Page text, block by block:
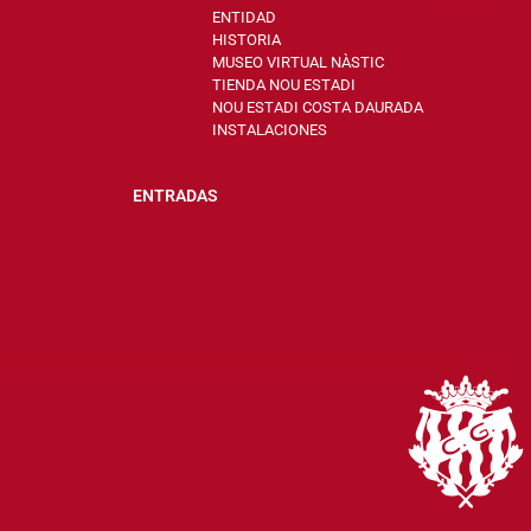
ENTIDAD
HISTORIA
MUSEO VIRTUAL NÀSTIC
TIENDA NOU ESTADI
NOU ESTADI COSTA DAURADA
INSTALACIONES
ENTRADAS